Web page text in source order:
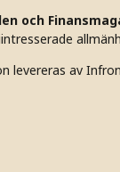
och
levereras av